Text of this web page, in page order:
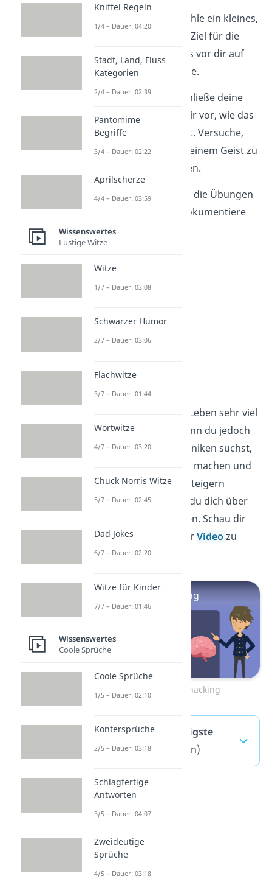
Wähle ein kleines,
leichtes Objekt als Ziel für die
Übung. Platziere es vor dir auf
einer ebenen Fläche.
Visualisierung:
Schließe deine
Augen und stelle dir vor, wie das
Objekt sich bewegt. Versuche,
die Bewegung in deinem Geist zu
sehen und zu fühlen.
Praxis:Wiederhole die Übungen
regelmäßig und dokumentiere
deine Ergebnisse.
Biohacking
Telekinese würde das Leben sehr viel
einfacher machen. Wenn du jedoch
nach bewiesenen Techniken suchst,
die dein Leben leichter machen und
sogar deine Leistung steigern
können, dann solltest du dich über
informieren. Schau dir
daher unbedingt unserVideozu
dem Thema an!
Zum Video: Biohacking
Telekinese — häufigste
Fragen(ausklappen)
Kniffel Regeln
1/4 – Dauer: 04:20
Stadt, Land, Fluss
Kategorien
2/4 – Dauer: 02:39
Pantomime
Begriffe
3/4 – Dauer: 02:22
Aprilscherze
4/4 – Dauer: 03:59
Wissenswertes
Lustige Witze
Witze
1/7 – Dauer: 03:08
Schwarzer Humor
2/7 – Dauer: 03:06
Flachwitze
3/7 – Dauer: 01:44
Wortwitze
4/7 – Dauer: 03:20
Chuck Norris Witze
5/7 – Dauer: 02:45
Dad Jokes
6/7 – Dauer: 02:20
Witze für Kinder
7/7 – Dauer: 01:46
Wissenswertes
Coole Sprüche
Coole Sprüche
1/5 – Dauer: 02:10
Kontersprüche
2/5 – Dauer: 03:18
Schlagfertige
Antworten
3/5 – Dauer: 04:07
Zweideutige
Sprüche
4/5 – Dauer: 03:18